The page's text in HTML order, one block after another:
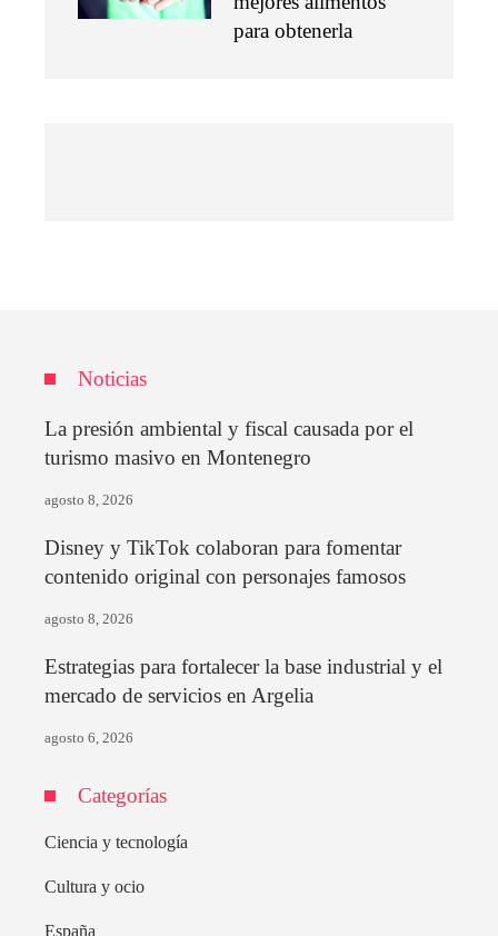
para obtenerla
Noticias
La presión ambiental y fiscal causada por el
turismo masivo en Montenegro
agosto 8, 2026
Disney y TikTok colaboran para fomentar
contenido original con personajes famosos
agosto 8, 2026
Estrategias para fortalecer la base industrial y el
mercado de servicios en Argelia
agosto 6, 2026
Categorías
Ciencia y tecnología
Cultura y ocio
España